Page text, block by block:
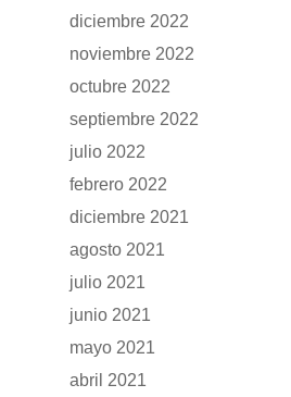
diciembre 2022
noviembre 2022
octubre 2022
septiembre 2022
julio 2022
febrero 2022
diciembre 2021
agosto 2021
julio 2021
junio 2021
mayo 2021
abril 2021